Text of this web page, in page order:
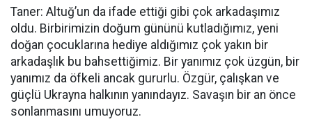
Taner: Altuğ’un da ifade ettiği gibi çok arkadaşımız
oldu. Birbirimizin doğum gününü kutladığımız, yeni
doğan çocuklarına hediye aldığımız çok yakın bir
arkadaşlık bu bahsettiğimiz. Bir yanımız çok üzgün, bir
yanımız da öfkeli ancak gururlu. Özgür, çalışkan ve
güçlü Ukrayna halkının yanındayız. Savaşın bir an önce
sonlanmasını umuyoruz.